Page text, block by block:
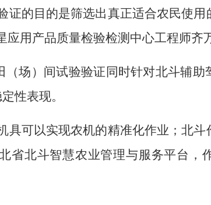
证的目的是筛选出真正适合农民使
用产品质量检验检测中心工程师齐
场）间试验验证同时针对北斗辅助
性表现。
具可以实现农机的精准化作业；北
省北斗智慧农业管理与服务平台，